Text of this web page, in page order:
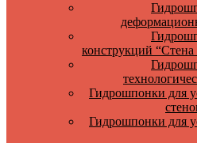
конструкций “Стена
Гидрошпонки для
Гидрошпонки для